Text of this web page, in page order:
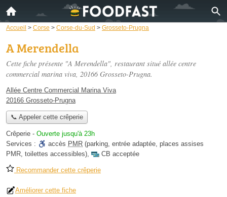
Accueil > Corse > Corse-du-Sud > Grosseto-Prugna
A Merendella
Cette fiche présente "A Merendella", restaurant situé allée centre
commercial marina viva, 20166 Grosseto-Prugna.
Allée Centre Commercial Marina Viva
20166 Grosseto-Prugna
📞 Appeler cette crêperie
Crêperie - Ouverte jusqu'à 23h
Services :
accès PMR (parking, entrée adaptée, places assises
PMR, toilettes accessibles), CB acceptée
Recommander cette crêperie
Améliorer cette fiche